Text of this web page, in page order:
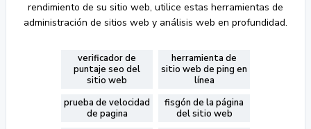
rendimiento de su sitio web, utilice estas herramientas de
administración de sitios web y análisis web en profundidad.
verificador de
puntaje seo del
sitio web
herramienta de
sitio web de ping en
línea
prueba de velocidad
de pagina
fisgón de la página
del sitio web